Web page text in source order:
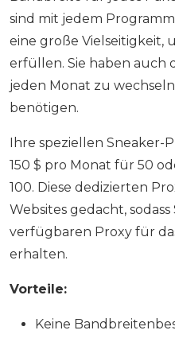
sind mit jedem
eine große Vielseitigkeit,
erfüllen. Sie haben auch
jeden Monat zu
benötigen.
Ihre speziellen Sneaker-
150 $ pro Monat für 50
100. Diese dedizierten
Websites gedacht,
verfügbaren Proxy für
erhalten.
Vorteile:
Keine